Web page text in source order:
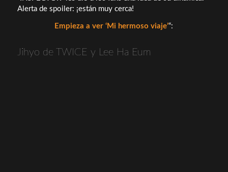
Alerta de spoiler: ¡están muy cerca!
Empieza a ver ‘Mi hermoso viaje’“:
Jihyo de TWICE y Lee Ha Eum